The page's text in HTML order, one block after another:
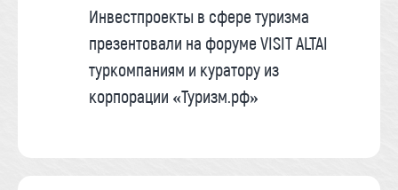
Инвестпроекты в сфере туризма
презентовали на форуме VISIT ALTAI
туркомпаниям и куратору из
корпорации «Туризм.рф»